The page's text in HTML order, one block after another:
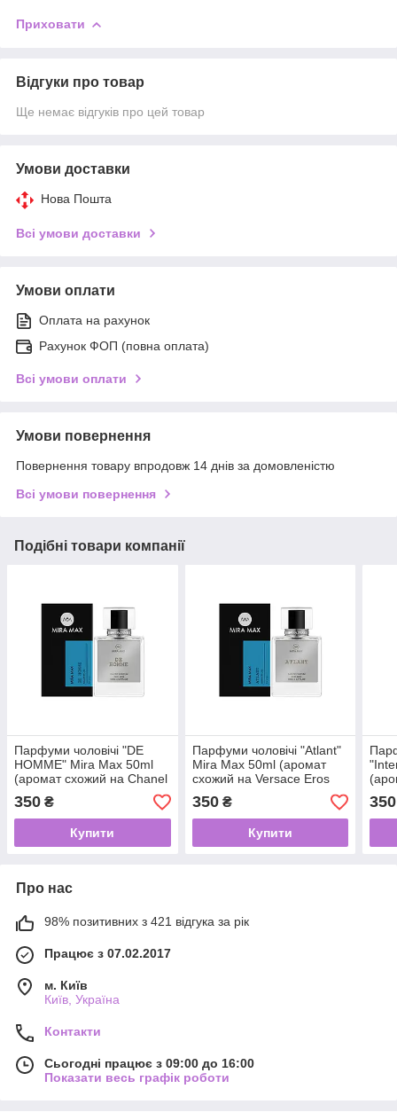
Приховати
Відгуки про товар
Ще немає відгуків про цей товар
Умови доставки
Нова Пошта
Всі умови доставки
Умови оплати
Оплата на рахунок
Рахунок ФОП (повна оплата)
Всі умови оплати
Умови повернення
Повернення товару впродовж 14 днів за домовленістю
Всі умови повернення
Подібні товари компанії
Парфуми чоловічі "DE
HOMME" Mira Max 50ml
(аромат схожий на Chanel
Blue de Chanel)
350 ₴
Купити
Парфуми чоловічі "Atlant"
Mira Max 50ml (аромат
схожий на Versace Eros
Eau de Parfum)
350₴
Купити
Eau
350
Про нас
98% позитивних з 421 відгука за рік
Працює з 07.02.2017
м. Київ
Київ, Україна
Контакти
Сьогодні працює з 09:00 до 16:00
Показати весь графік роботи